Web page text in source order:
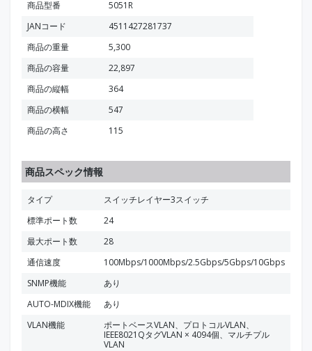
商品型番
5051R
JANコード
4511427281737
商品の重量
5,300
商品の容量
22,897
商品の縦幅
364
商品の横幅
547
商品の高さ
115
商品スペック情報
タイプ
スイッチレイヤー3スイッチ
標準ポート数
24
最大ポート数
28
通信速度
100Mbps/1000Mbps/2.5Gbps/5Gbps/10Gbps
SNMP機能
あり
AUTO-MDIX機能
あり
VLAN機能
ポートベースVLAN、プロトコルVLAN、
IEEE8021QタグVLAN × 4094個、マルチプル
VLAN